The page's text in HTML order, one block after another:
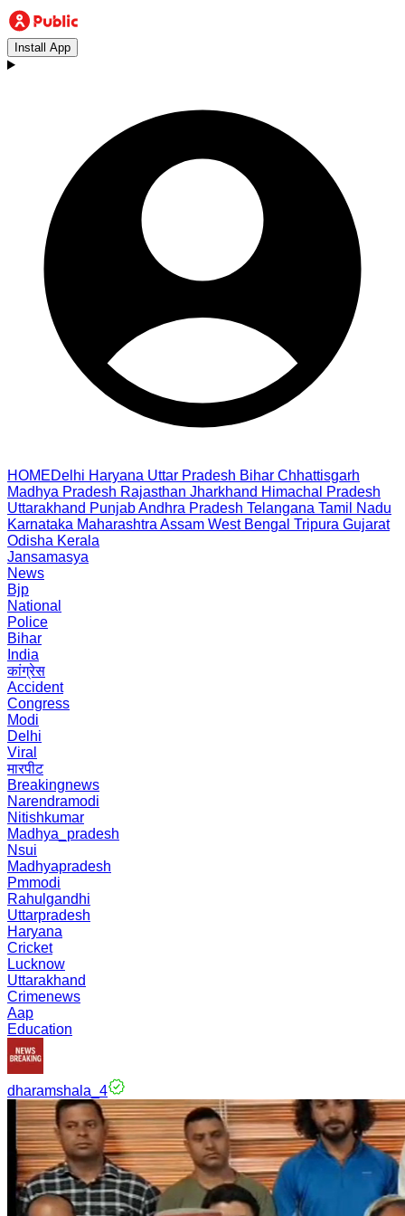
Install App
HOMEDelhi Haryana Uttar Pradesh Bihar Chhattisgarh
Madhya Pradesh Rajasthan Jharkhand Himachal Pradesh
Uttarakhand PunjabAndhra Pradesh Telangana Tamil Nadu
Karnataka Maharashtra Assam West Bengal Tripura Gujarat
Odisha Kerala
Jansamasya
News
Bjp
National
Police
Bihar
India
कांग्रेस
Accident
Congress
Modi
Delhi
Viral
मारपीट
Breakingnews
Narendramodi
Nitishkumar
Madhya_pradesh
Nsui
Madhyapradesh
Pmmodi
Rahulgandhi
Uttarpradesh
Haryana
Cricket
Lucknow
Uttarakhand
Crimenews
Aap
Education
dharamshala_4